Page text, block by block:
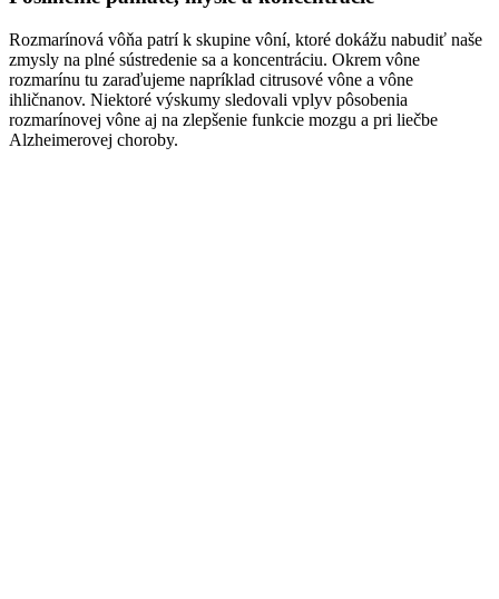
Rozmarínová vôňa patrí k skupine vôní, ktoré dokážu nabudiť naše
zmysly na plné sústredenie sa a koncentráciu. Okrem vône
rozmarínu tu zaraďujeme napríklad citrusové vône a vône
ihličnanov. Niektoré výskumy sledovali vplyv pôsobenia
rozmarínovej vône aj na zlepšenie funkcie mozgu a pri liečbe
Alzheimerovej choroby.